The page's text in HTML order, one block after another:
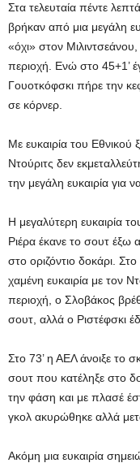
Στα τελευταία πέντε
βρήκαν από μια μεγάλη
«όχι» στον
περιοχή. Ενώ στο 45+1’
Γουοτκόφσκι πήρε την
σε κόρνερ.
Με ευκαιρία του Εθνικού
Ντούριτς δεν
την μεγάλη ευκαιρία για
Η μεγαλύτερη ευκαιρία
Ριέρα έκανε το σουτ έξω
στο οριζόντιο δοκάρι.
χαμένη ευκαιρία με τον
περιοχή, ο Σλοβάκος
σουτ, αλλά ο Ριστέφσκι
Στο 73’ η ΑΕΛ άνοιξε το
σουτ που κατέληξε στο
την φάση και με πλασέ
γκολ ακυρώθηκε αλλά
Ακόμη μια ευκαιρία